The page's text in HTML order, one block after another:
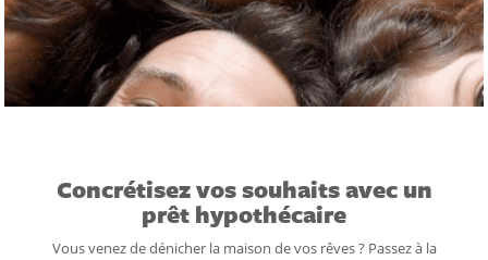
Concrétisez vos souhaits avec un
prêt hypothécaire
Vous venez de dénicher la maison de vos rêves ? Passez à la